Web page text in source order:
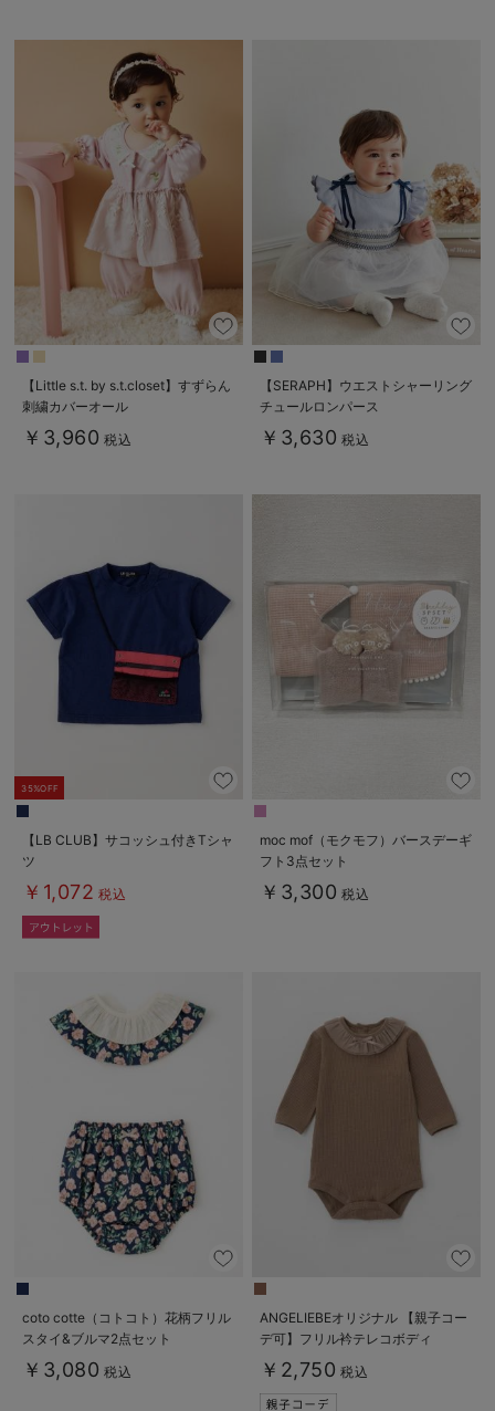
【Little s.t. by s.t.closet】すずらん
刺繍カバーオール
￥3,960 税込
【SERAPH】ウエストシャーリング
チュールロンパース
￥3,630 税込
35%OFF
【LB CLUB】サコッシュ付きTシャ
ツ
￥1,072 税込
moc mof（モクモフ）バースデーギ
フト3点セット
￥3,300 税込
coto cotte（コトコト）花柄フリル
スタイ&ブルマ2点セット
￥3,080 税込
ANGELIEBEオリジナル 【親子コー
デ可】フリル衿テレコボディ
￥2,750 税込